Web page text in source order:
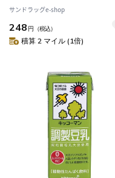
サンドラッグe-shop
248 円 （税込）
積算 2 マイル (1倍)